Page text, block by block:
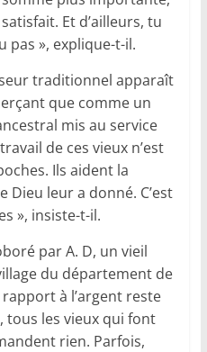
Et d’ailleurs, tu
pas », explique-t-il.
traditionnel apparaît
que comme un
mis au service
de ces vieux n’est
Ils aident la
Dieu leur a donné. C’est
», insiste-t-il.
par A. D, un vieil
du département de
à l’argent reste
tous les vieux qui font
rien. Parfois,